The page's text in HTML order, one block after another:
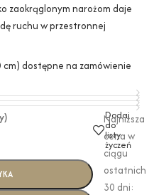
zaokrąglonym narożom daje
ruchu w przestronnej
cm) dostępne na zamówienie
Dodaj
do
listy
życzeń
Najniższa
cena w
ciągu
ostatnich
30 dni: